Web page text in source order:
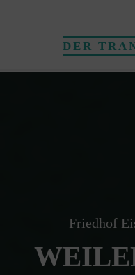
DER
Friedhof